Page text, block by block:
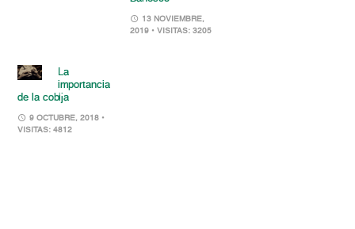
13 NOVIEMBRE,
2019 • VISITAS: 3205
La
importancia
de la cobija
9 OCTUBRE, 2018 •
VISITAS: 4812